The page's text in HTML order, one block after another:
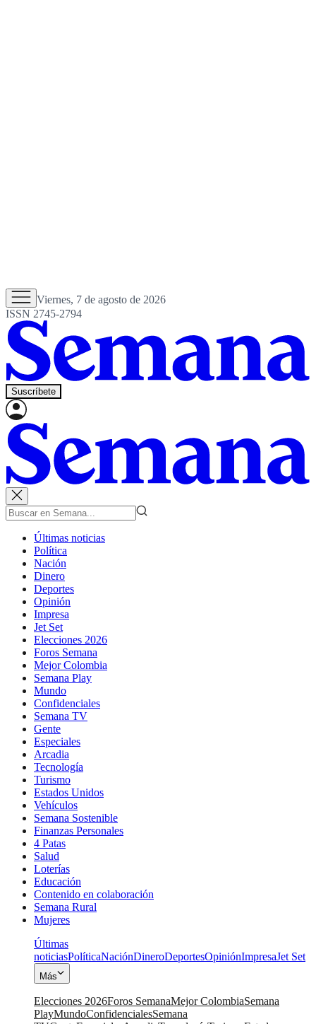
Viernes, 7 de agosto de 2026
ISSN 2745-2794
Suscríbete
Últimas noticias
Política
Nación
Dinero
Deportes
Opinión
Impresa
Jet Set
Elecciones 2026
Foros Semana
Mejor Colombia
Semana Play
Mundo
Confidenciales
Semana TV
Gente
Especiales
Arcadia
Tecnología
Turismo
Estados Unidos
Vehículos
Semana Sostenible
Finanzas Personales
4 Patas
Salud
Loterías
Educación
Contenido en colaboración
Semana Rural
Mujeres
Últimas
noticiasPolíticaNaciónDineroDeportesOpiniónImpresaJet Set
Más
Elecciones 2026Foros SemanaMejor ColombiaSemana
PlayMundoConfidencialesSemana